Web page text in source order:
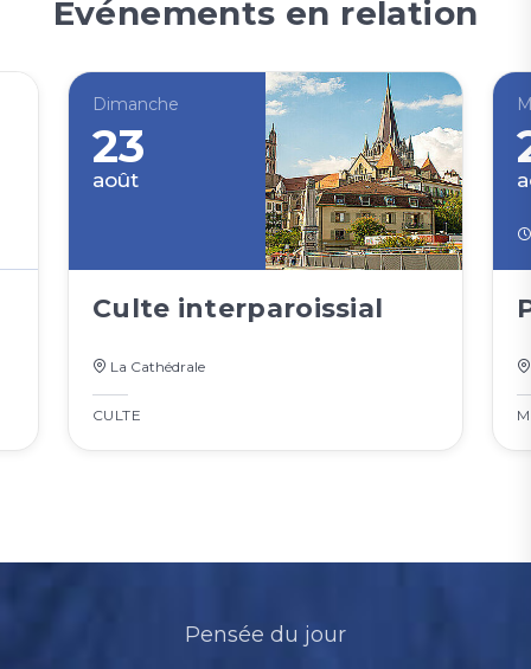
Événements en relation
Dimanche
23
août
Culte interparoissial
La Cathédrale
CULTE
Pensée du jour